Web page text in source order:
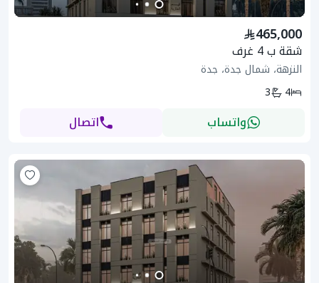
465,000
شقة ب 4 غرف
النزهة، شمال جدة، جدة
4
3
واتساب اتصال